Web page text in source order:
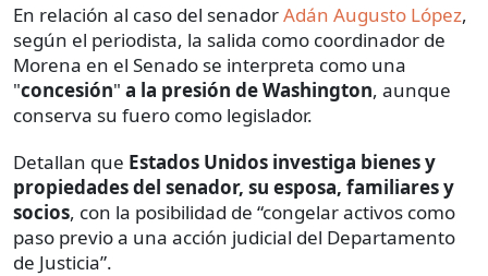
En relación al caso del senadorAdán Augusto López,
según el periodista, la salida como coordinador de
Morena en el Senado se interpreta como una
"concesión" a la presión de Washington, aunque
conserva su fuero como legislador.
Detallan que Estados Unidos investiga bienes y
propiedades del senador, su esposa, familiares y
socios, con la posibilidad de “congelar activos como
paso previo a una acción judicial del Departamento
de Justicia”.